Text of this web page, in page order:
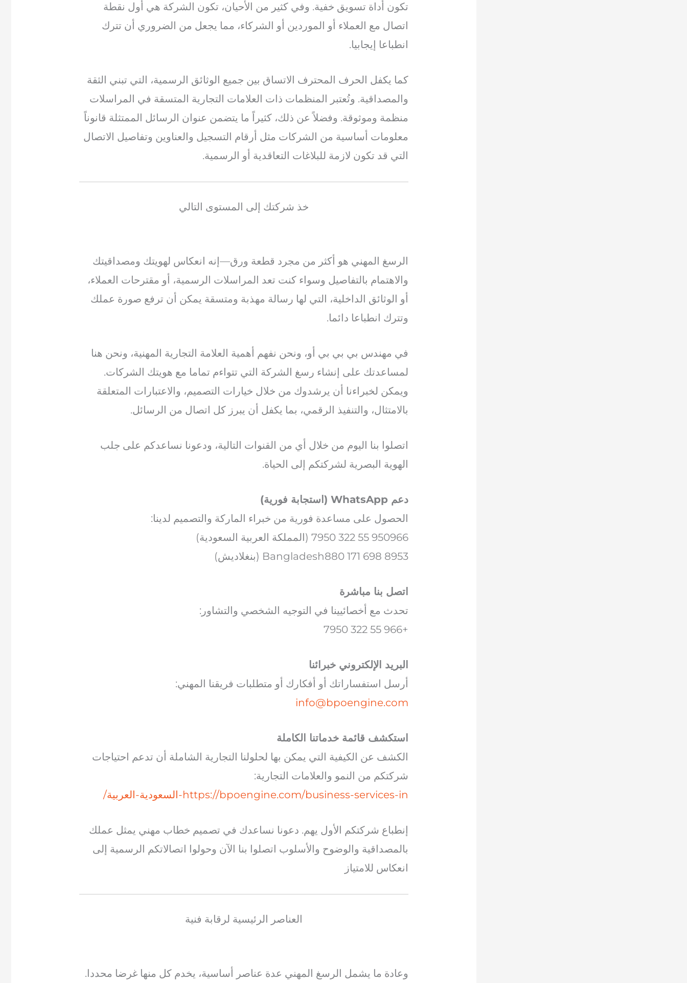
تكون أداة تسويق خفية. وفي كثير من الأحيان، تكون الشركة هي أول نقطة
اتصال مع العملاء أو الموردين أو الشركاء، مما يجعل من الضروري أن تترك
انطباعا إيجابيا.
كما يكفل الحرف المحترف الاتساق بين جميع الوثائق الرسمية، التي تبني الثقة
والمصداقية. وتُعتبر المنظمات ذات العلامات التجارية المتسقة في المراسلات
منظمة وموثوقة. وفضلاً عن ذلك، كثيراً ما يتضمن عنوان الرسائل الممتثلة قانوناً
معلومات أساسية من الشركات مثل أرقام التسجيل والعناوين وتفاصيل الاتصال
التي قد تكون لازمة للبلاغات التعاقدية أو الرسمية.
خذ شركتك إلى المستوى التالي
الرسغ المهني هو أكثر من مجرد قطعة ورق—إنه انعكاس لهويتك ومصداقيتك
والاهتمام بالتفاصيل وسواء كنت تعد المراسلات الرسمية، أو مقترحات العملاء،
أو الوثائق الداخلية، التي لها رسالة مهذبة ومتسقة يمكن أن ترفع صورة عملك
وتترك انطباعا دائما.
في مهندس بي بي بي أو، ونحن نفهم أهمية العلامة التجارية المهنية، ونحن هنا
لمساعدتك على إنشاء رسغ الشركة التي تتواءم تماما مع هويتك الشركات.
ويمكن لخبراءنا أن يرشدوك من خلال خيارات التصميم، والاعتبارات المتعلقة
بالامتثال، والتنفيذ الرقمي، بما يكفل أن يبرز كل اتصال من الرسائل.
اتصلوا بنا اليوم من خلال أي من القنوات التالية، ودعونا نساعدكم على جلب
الهوية البصرية لشركتكم إلى الحياة.
دعم WhatsApp (استجابة فورية)
الحصول على مساعدة فورية من خبراء الماركة والتصميم لدينا:
950966 55 322 7950 (المملكة العربية السعودية)
Bangladesh880 171 698 8953 (بنغلاديش)
اتصل بنا مباشرة
تحدث مع أخصائيينا في التوجيه الشخصي والتشاور:
+966 55 322 7950
البريد الإلكتروني خبرائنا
أرسل استفساراتك أو أفكارك أو متطلبات فريقنا المهني:
info@bpoengine.com
استكشف قائمة خدماتنا الكاملة
الكشف عن الكيفية التي يمكن بها لحلولنا التجارية الشاملة أن تدعم احتياجات
شركتكم من النمو والعلامات التجارية:
https://bpoengine.com/business-services-in-السعودية-العربية/
إنطباع شركتكم الأول يهم. دعونا نساعدك في تصميم خطاب مهني يمثل عملك
بالمصداقية والوضوح والأسلوب اتصلوا بنا الآن وحولوا اتصالاتكم الرسمية إلى
انعكاس للامتياز
العناصر الرئيسية لرقابة فنية
وعادة ما يشمل الرسغ المهني عدة عناصر أساسية، يخدم كل منها غرضا محددا.